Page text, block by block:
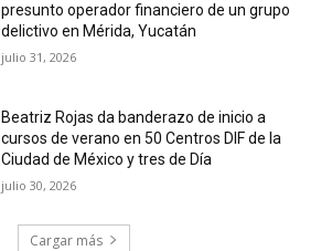
presunto operador financiero de un grupo
delictivo en Mérida, Yucatán
julio 31, 2026
Beatriz Rojas da banderazo de inicio a
cursos de verano en 50 Centros DIF de la
Ciudad de México y tres de Día
julio 30, 2026
Cargar más